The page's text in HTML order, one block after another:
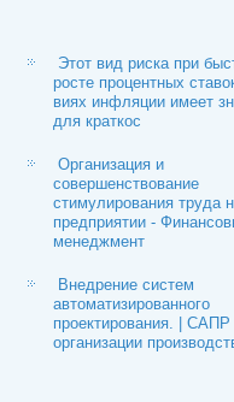
Этот вид риска при
росте процентных
виях инфляции имеет
для краткос
Организация и
совершенствование
стимулирования труда
предприятии -
менеджмент
Внедрение систем
автоматизированного
проектирования. | САПР
организации